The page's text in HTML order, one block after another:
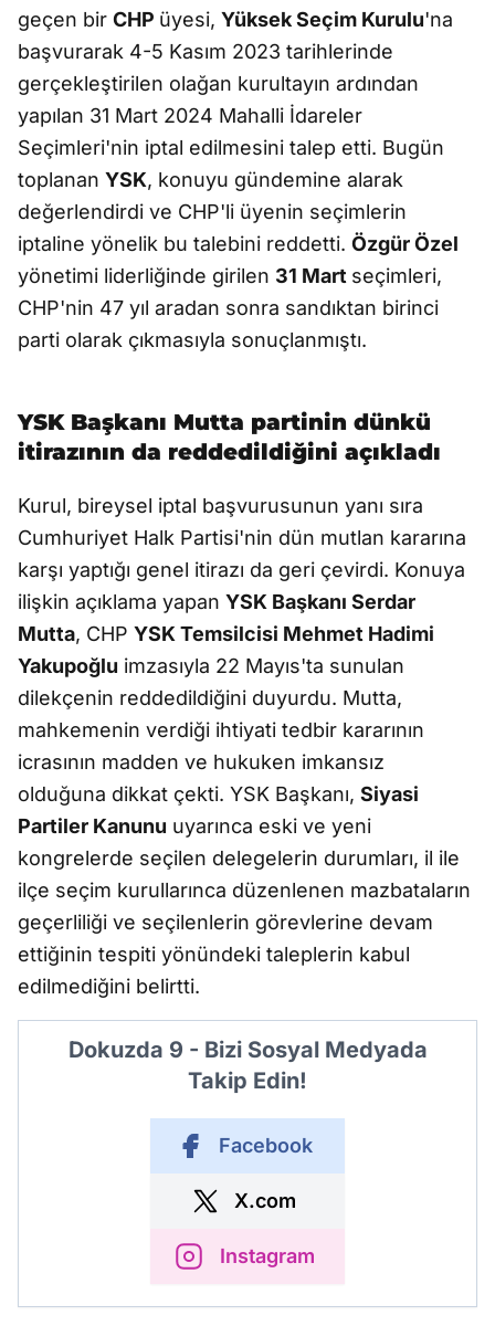
geçen bir CHP üyesi, Yüksek Seçim Kurulu'na
başvurarak 4-5 Kasım 2023 tarihlerinde
gerçekleştirilen olağan kurultayın ardından
yapılan 31 Mart 2024 Mahalli İdareler
Seçimleri'nin iptal edilmesini talep etti. Bugün
toplanan YSK, konuyu gündemine alarak
değerlendirdi ve CHP'li üyenin seçimlerin
iptaline yönelik bu talebini reddetti. Özgür Özel
yönetimi liderliğinde girilen 31 Mart seçimleri,
CHP'nin 47 yıl aradan sonra sandıktan birinci
parti olarak çıkmasıyla sonuçlanmıştı.
YSK Başkanı Mutta partinin dünkü
itirazının da reddedildiğini açıkladı
Kurul, bireysel iptal başvurusunun yanı sıra
Cumhuriyet Halk Partisi'nin dün mutlan kararına
karşı yaptığı genel itirazı da geri çevirdi. Konuya
ilişkin açıklama yapan YSK Başkanı Serdar
Mutta, CHP YSK Temsilcisi Mehmet Hadimi
Yakupoğlu imzasıyla 22 Mayıs'ta sunulan
dilekçenin reddedildiğini duyurdu. Mutta,
mahkemenin verdiği ihtiyati tedbir kararının
icrasının madden ve hukuken imkansız
olduğuna dikkat çekti. YSK Başkanı, Siyasi
Partiler Kanunu uyarınca eski ve yeni
kongrelerde seçilen delegelerin durumları, il ile
ilçe seçim kurullarınca düzenlenen mazbataların
geçerliliği ve seçilenlerin görevlerine devam
ettiğinin tespiti yönündeki taleplerin kabul
edilmediğini belirtti.
Dokuzda 9 - Bizi Sosyal Medyada
Takip Edin!
Facebook
X.com
Instagram